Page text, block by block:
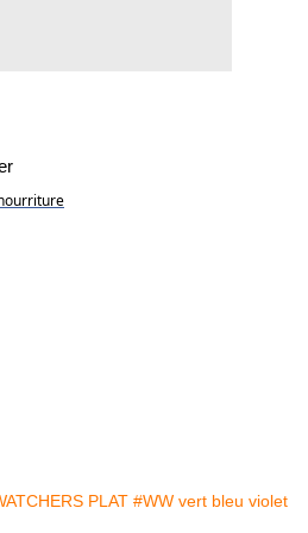
PLAT #WW vert bleu violet